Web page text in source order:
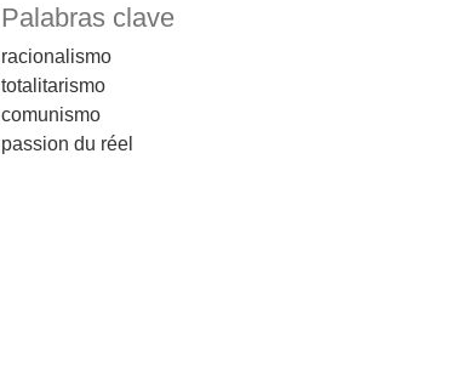
Palabras clave
racionalismo
totalitarismo
comunismo
passion du réel